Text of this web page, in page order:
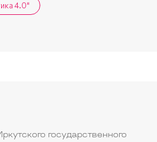
4.0"
государственного